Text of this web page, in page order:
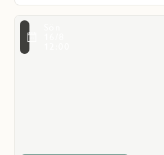
Läs
mer
Mälarvyn